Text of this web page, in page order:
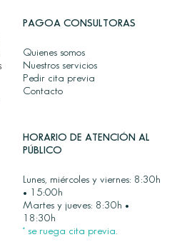
PAGOA CONSULTORAS
Quienes somos
Nuestros servicios
Pedir cita previa
Contacto
HORARIO DE ATENCIÓN AL
PÚBLICO
Lunes, miércoles y viernes: 8:30h
• 15:00h
Martes y jueves: 8:30h •
18:30h
* se ruega cita previa.